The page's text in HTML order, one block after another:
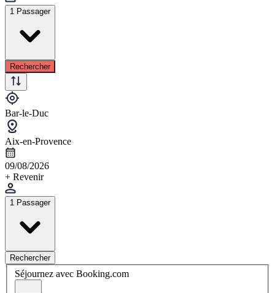
1 Passager
Rechercher
Bar-le-Duc
Aix-en-Provence
09/08/2026
+ Revenir
1 Passager
Rechercher
Séjournez avec Booking.com